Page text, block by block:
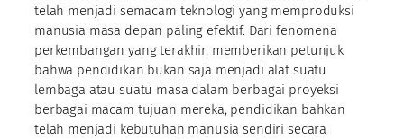
telah menjadi semacam teknologi yang memproduksi
manusia masa depan paling efektif. Dari fenomena
perkembangan yang terakhir, memberikan petunjuk
bahwa pendidikan bukan saja menjadi alat suatu
lembaga atau suatu masa dalam berbagai proyeksi
berbagai macam tujuan mereka, pendidikan bahkan
telah menjadi kebutuhan manusia sendiri secara